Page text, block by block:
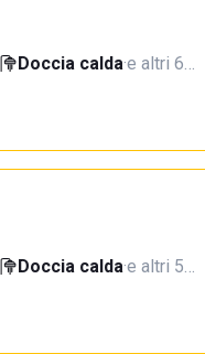
Doccia calda·e altri 6…
Doccia calda·e altri 5…